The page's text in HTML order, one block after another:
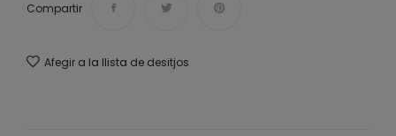
Compartir
Afegir a la llista de desitjos